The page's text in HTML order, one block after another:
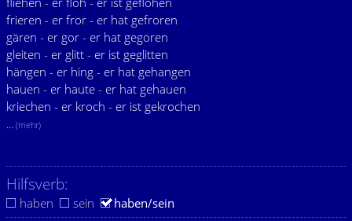
frieren - er fror - er hat gefroren
gären - er gor - er hat gegoren
gleiten - er glitt - er ist geglitten
hängen - er hing - er hat gehangen
hauen - er haute - er hat gehauen
kriechen - er kroch - er ist gekrochen
... (mehr)
Hilfsverb:
haben sein haben/sein